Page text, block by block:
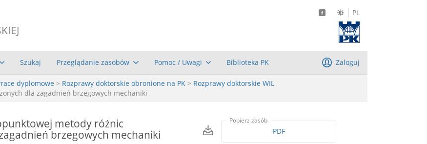
PL
Szukaj Przeglądanie zasobów Pomoc / Uwagi Biblioteka PK Zaloguj
dyplomowe > Rozprawy doktorskie obronione na PK > Rozprawy doktorskie WIL
dla zagadnień brzegowych mechaniki
metody różnic
brzegowych mechaniki
Pobierz zasób
PDF